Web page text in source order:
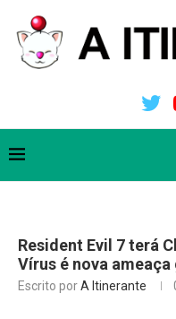
Resident Evil 7 terá
Vírus é nova ameaça
Escrito porA Itinerante